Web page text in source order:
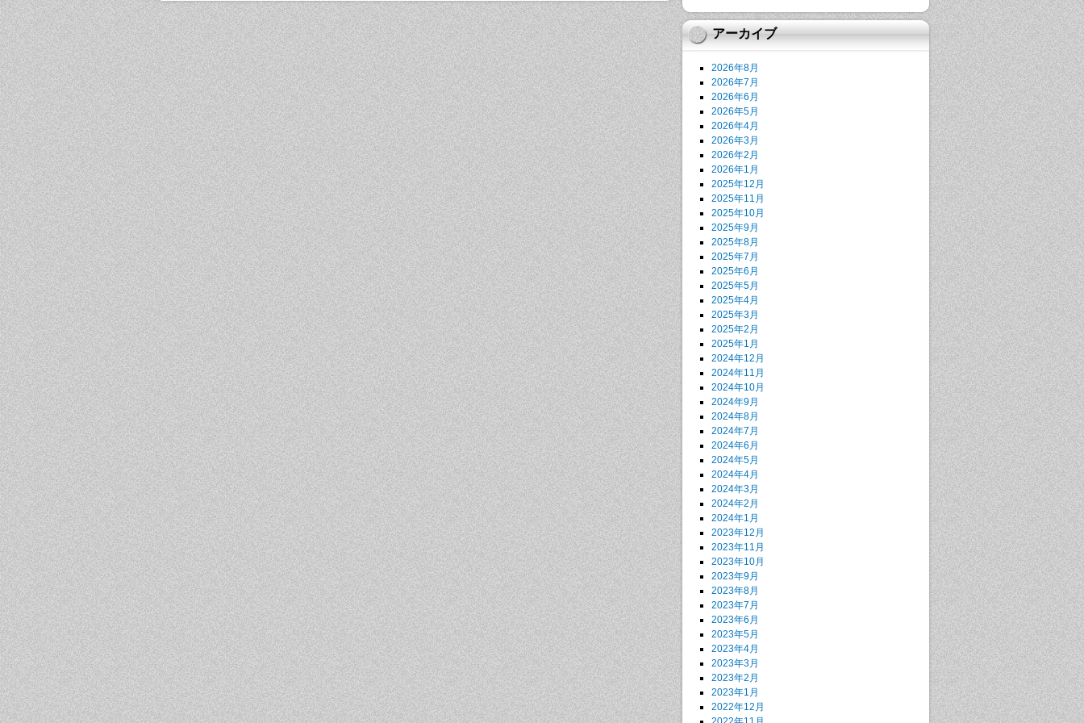
アーカイブ
2026年8月
2026年7月
2026年6月
2026年5月
2026年4月
2026年3月
2026年2月
2026年1月
2025年12月
2025年11月
2025年10月
2025年9月
2025年8月
2025年7月
2025年6月
2025年5月
2025年4月
2025年3月
2025年2月
2025年1月
2024年12月
2024年11月
2024年10月
2024年9月
2024年8月
2024年7月
2024年6月
2024年5月
2024年4月
2024年3月
2024年2月
2024年1月
2023年12月
2023年11月
2023年10月
2023年9月
2023年8月
2023年7月
2023年6月
2023年5月
2023年4月
2023年3月
2023年2月
2023年1月
2022年12月